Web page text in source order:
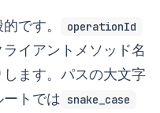
です。 operationId
イアントメソッド名
ます。パスの大文字
トでは snake_case